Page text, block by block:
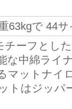
63kgで 44
チーフとし
な中綿ライ
マットナイ
トはジッパ